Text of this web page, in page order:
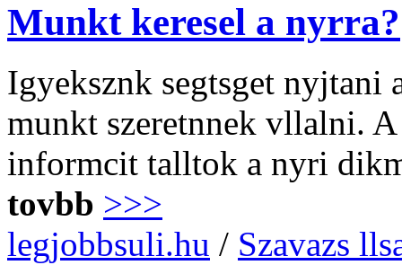
Munkt keresel a nyrra?
Igyeksznk segtsget nyjtani
munkt szeretnnek vllalni.
informcit talltok a nyri
tovbb >>>
legjobbsuli.hu / Szavazs